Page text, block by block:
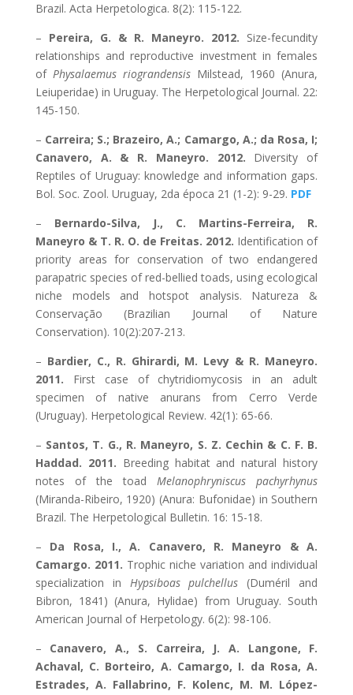
Brazil. Acta Herpetologica. 8(2): 115-122.
– Pereira, G. & R. Maneyro. 2012. Size-fecundity
relationships and reproductive investment in females
of Physalaemus riograndensisMilstead, 1960 (Anura,
Leiuperidae) in Uruguay. The Herpetological Journal. 22:
145-150.
– Carreira; S.; Brazeiro, A.; Camargo, A.; da Rosa, I;
Canavero, A. & R. Maneyro. 2012. Diversity of
Reptiles of Uruguay: knowledge and information gaps.
Bol. Soc. Zool. Uruguay, 2da época 21 (1-2): 9-29. PDF
– Bernardo-Silva, J., C. Martins-Ferreira, R.
Maneyro & T. R. O. de Freitas. 2012. Identification of
priority areas for conservation of two endangered
parapatric species of red-bellied toads, using ecological
niche models and hotspot analysis. Natureza &
Conservação (Brazilian Journal of Nature
Conservation). 10(2):207-213.
– Bardier, C., R. Ghirardi, M. Levy & R. Maneyro.
2011. First case of chytridiomycosis in an adult
specimen of native anurans from Cerro Verde
(Uruguay). Herpetological Review. 42(1): 65-66.
– Santos, T. G., R. Maneyro, S. Z. Cechin & C. F. B.
Haddad. 2011. Breeding habitat and natural history
notes of the toadMelanophryniscus pachyrhynus
(Miranda-Ribeiro, 1920) (Anura: Bufonidae) in Southern
Brazil. The Herpetological Bulletin. 16: 15-18.
– Da Rosa, I., A. Canavero, R. Maneyro & A.
Camargo. 2011. Trophic niche variation and individual
specialization in Hypsiboas pulchellus (Duméril and
Bibron, 1841) (Anura, Hylidae) from Uruguay. South
American Journal of Herpetology. 6(2): 98-106.
– Canavero, A., S. Carreira, J. A. Langone, F.
Achaval, C. Borteiro, A. Camargo, I. da Rosa, A.
Estrades, A. Fallabrino, F. Kolenc, M. M. López-